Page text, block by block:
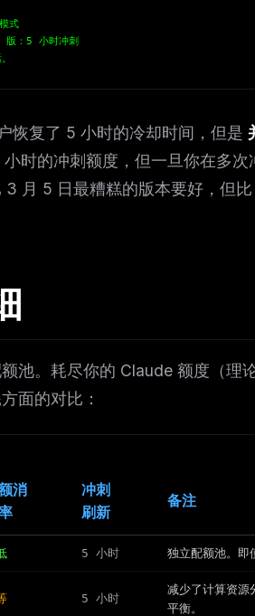
式
5 小时冲刺
恢复了 5 小时的冷却时间，但是
时的冲刺额度，但一旦你在多
3 月 5 日最糟糕的版本要好，但
池。耗尽你的 Claude 额度（理
面的对比：
消
冲刺
刷新
备注
5 小时 独立配额池。即
5 小时
减少了计算资源
平衡。